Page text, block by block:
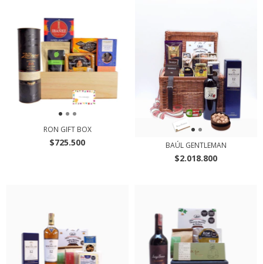
RON GIFT BOX
$725.500 BAÚL GENTLEMAN
$2.018.800